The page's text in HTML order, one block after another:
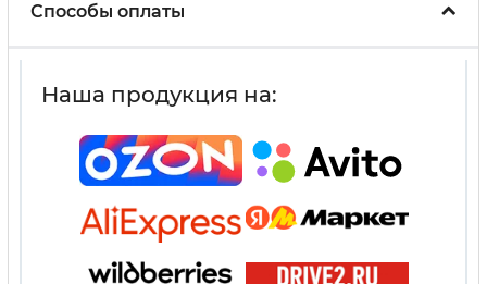
Способы оплаты
Наша продукция на: